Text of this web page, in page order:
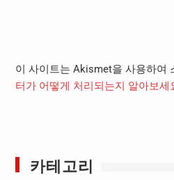
이 사이트는 Akismet을 사용하여
터가 어떻게 처리되는지 알아보세
카테고리